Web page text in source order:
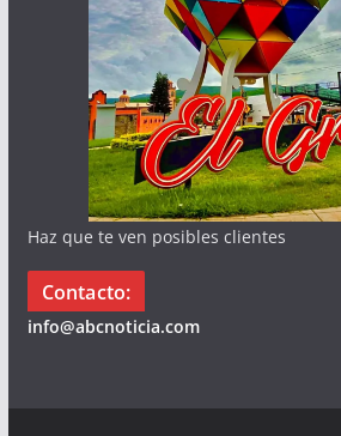
Haz que te ven posibles clientes
Contacto:
info@abcnoticia.com